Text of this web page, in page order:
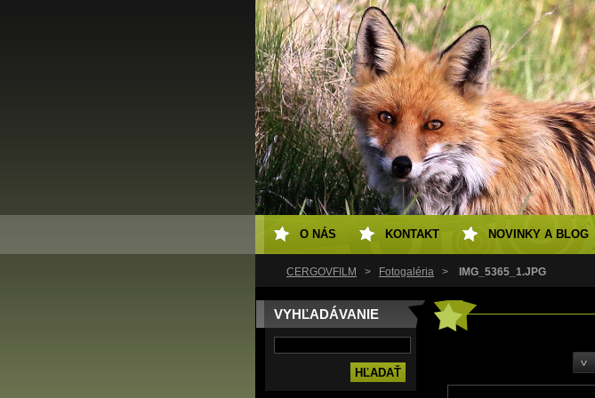
ČERGOVFILM > Fotogaléria > IMG_5365_1.JPG
VYHĽADÁVANIE
O NÁS KONTAKT NOVINKY A BLOG